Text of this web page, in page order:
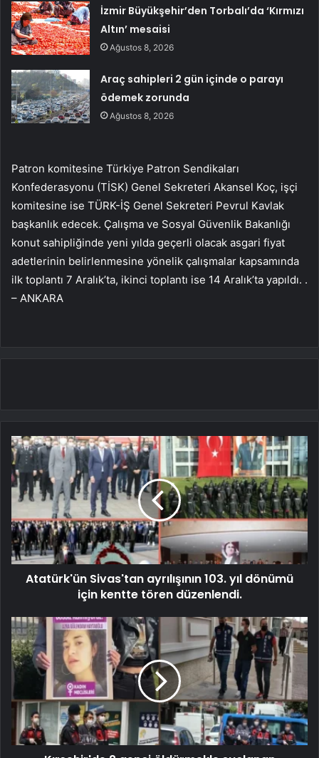
İzmir Büyükşehir’den Torbalı’da ‘Kırmızı
Altın’ mesaisi
Ağustos 8, 2026
Araç sahipleri 2 gün içinde o parayı
ödemek zorunda
Ağustos 8, 2026
Patron komitesine Türkiye Patron Sendikaları
Konfederasyonu (TİSK) Genel Sekreteri Akansel Koç, işçi
komitesine ise TÜRK-İŞ Genel Sekreteri Pevrul Kavlak
başkanlık edecek. Çalışma ve Sosyal Güvenlik Bakanlığı
konut sahipliğinde yeni yılda geçerli olacak asgari fiyat
adetlerinin belirlenmesine yönelik çalışmalar kapsamında
ilk toplantı 7 Aralık’ta, ikinci toplantı ise 14 Aralık’ta yapıldı. .
– ANKARA
Atatürk'ün Sivas'tan ayrılışının 103. yıl dönümü
için kentte tören düzenlendi.